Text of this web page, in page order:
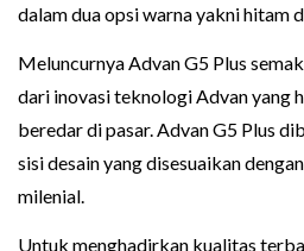
dalam dua opsi warna yakni hitam
Meluncurnya Advan G5 Plus
dari inovasi teknologi Advan yang
beredar di pasar. Advan G5 Plus
sisi desain yang disesuaikan
milenial.
Untuk menghadirkan kualitas